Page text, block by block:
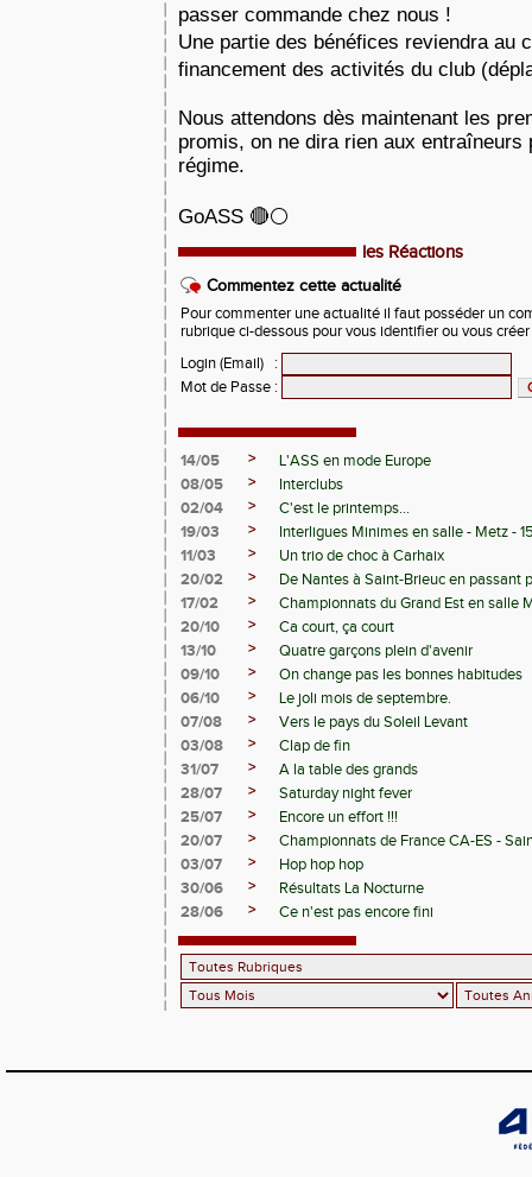
passer commande chez nous !
Une partie des bénéfices reviendra au
financement des activités du club
Nous attendons dès maintenant les
promis, on ne dira rien aux entraîneurs
régime.
GoASS 🔴⚪
les Réactions
Commentez cette actualité
Pour commenter une actualité il faut posséder un
rubrique ci-dessous pour vous identifier ou vous
Login (Email)
:
Mot de Passe :
14/05 >
L'ASS en mode Europe
08/05
>
Interclubs
02/04
>
C'est le printemps...
19/03
>
Interligues Minimes en salle - Metz -
11/03
>
Un trio de choc à Carhaix
20/02
>
De Nantes à Saint-Brieuc en passant
17/02
>
Championnats du Grand Est en salle
20/10
>
Ca court, ça court
13/10
>
Quatre garçons plein d'avenir
09/10
>
On change pas les bonnes habitudes
06/10
>
Le joli mois de septembre.
07/08
>
Vers le pays du Soleil Levant
03/08
>
Clap de fin
31/07
>
A la table des grands
28/07
>
Saturday night fever
25/07
>
Encore un effort !!!
20/07
>
Championnats de France CA-ES -
03/07
>
Hop hop hop
30/06
>
Résultats La Nocturne
28/06
> Ce n'est pas encore fini